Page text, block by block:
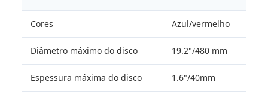
Cores Azul/vermelho
Diâmetro máximo do disco 19.2"/480 mm
Espessura máxima do disco 1.6"/40mm